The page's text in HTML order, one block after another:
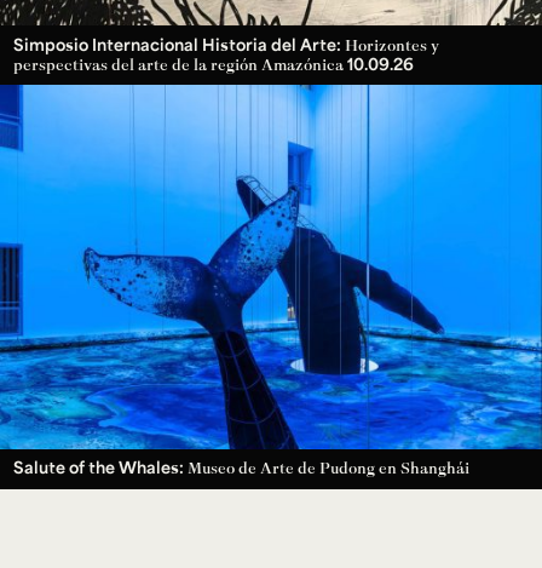
Simposio Internacional Historia del Arte: Horizontes y
perspectivas del arte de la región Amazónica 10.09.26
Salute of the Whales: Museo de Arte de Pudong en Shanghái